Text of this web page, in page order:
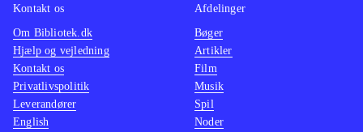
Karin Alvtegen, Kate Atkinson og
Nicci French
Psykologisk thriller, hvor en kvinde
blive tvunget til at genopleve et over
20 år gammelt mareridt. Den er
udmærket skrevet, men de
Kontakt os
Om Bibliotek.dk
Hjælp og vejledning
Kontakt os
Privatlivspolitik
Leverandører
English
Afdelinger
Bøger
Artikler
Film
Musik
Spil
Noder